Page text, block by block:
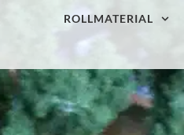
ROLLMATERIAL